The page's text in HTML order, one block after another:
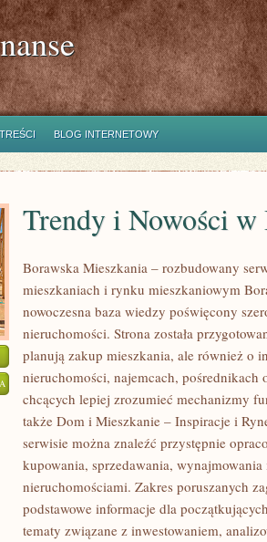
BLOG INTERNETOWY
TRENDY
NOWOŚCI
BRANŻY
Trendy i Nowości w
Borawska Mieszkania – rozbudowany
mieszkaniach i rynku mieszkaniowym
nowoczesna baza wiedzy poświęcony
nieruchomości. Strona została
planują zakup mieszkania, ale również o
nieruchomości, najemcach,
chcących lepiej zrozumieć mechanizmy
także Dom i Mieszkanie – Inspiracje i
serwisie można znaleźć przystępnie
kupowania, sprzedawania, wynajmowania
nieruchomościami. Zakres poruszanych
podstawowe informacje dla
tematy związane z inwestowaniem,